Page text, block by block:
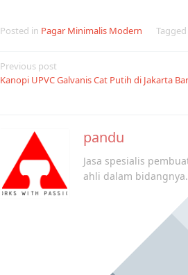
Posted in Pagar Minimalis Modern Tagged
Post
navigation
Previous post
Kanopi UPVC Galvanis Cat Putih di Jakarta
pandu
Jasa spesialis
ahli dalam